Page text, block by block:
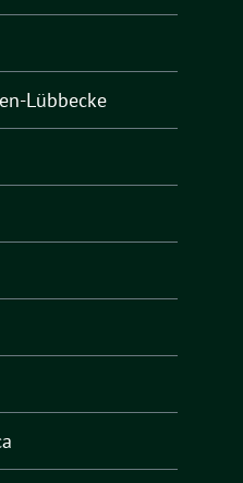
Lübbecke